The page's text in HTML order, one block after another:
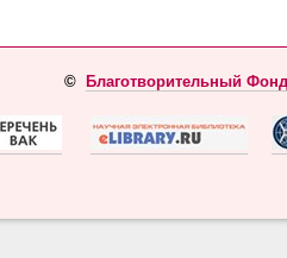
© Благотворительный